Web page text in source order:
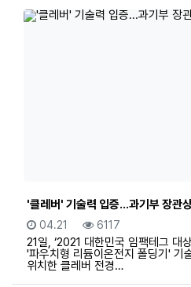
'클레버' 기술력 입증...과기부 장관
등록일
04.21 조회
6117
21일, ‘2021 대한민국 임팩테그 대
'파우치형 리듐이온전지 폴딩기' 기
위치한 클레버 전경…